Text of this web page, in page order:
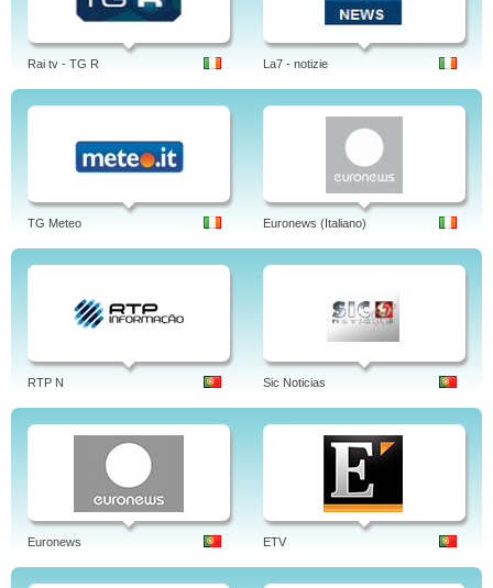
Rai tv - TG R La7 - notizie
TG Meteo Euronews (Italiano)
RTP N Sic Noticias
Euronews ETV